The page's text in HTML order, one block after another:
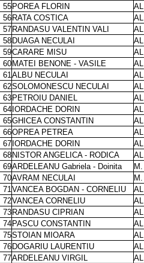
55 POREA FLORIN
56 RATA COSTICA
57 RANDASU VALENTIN VALI
58 DUAGA NECULAI
59CARARE MISU
60 MATEI BENONE - VASILE
61 ALBU NECULAI
62SOLOMONESCU NECULAI
63 PETROIU DANIEL
64 IORDACHE DORIN
65GHICEA CONSTANTIN
66OPREA PETREA
67 IORDACHE DORIN
68 NISTOR ANGELICA - RODICA
69ARDELEANU Gabriela - Doinita
70AVRAM NECULAI
71 VANCEA BOGDAN - CORNELIU
72VANCEA CORNELIU
73 RANDASU CIPRIAN
74 PASCU CONSTANTIN
75STOIAN MIOARA
76 DOGARIU LAURENTIU
77ARDELEANU VIRGIL